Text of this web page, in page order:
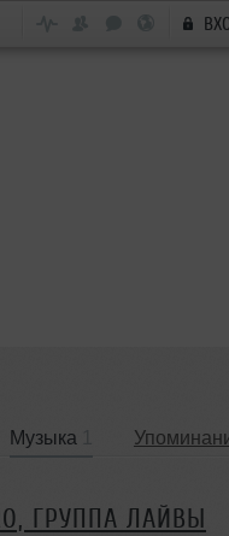
Музыка
ГРУППА ЛАЙВЫ